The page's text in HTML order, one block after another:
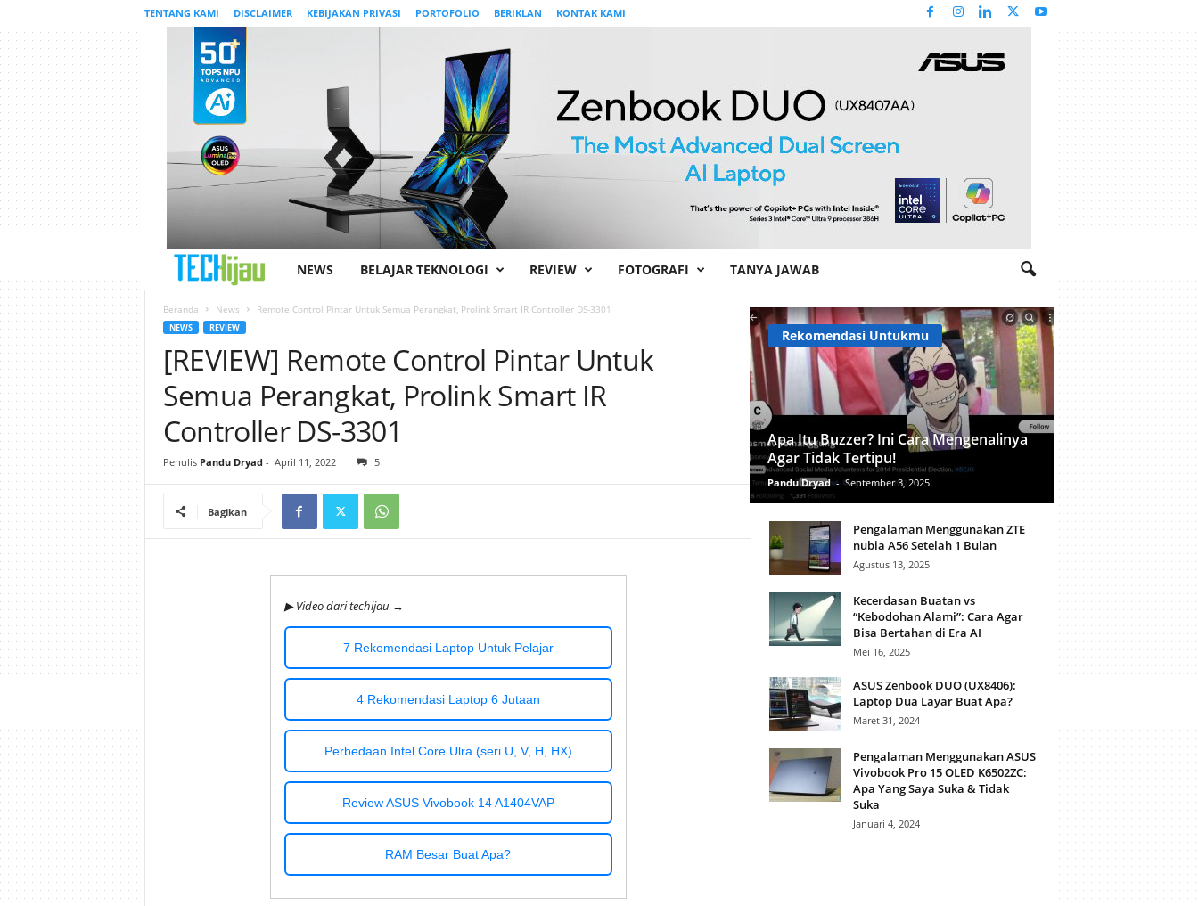
TENTANG KAMI DISCLAIMER KEBIJAKAN PRIVASI PORTOFOLIO BERIKLAN KONTAK KAMI
e
c
i
j
u
NEWS BELAJAR TEKNOLOGI REVIEW FOTOGRAFI TANYA JAWAB
Beranda News Remote Control Pintar Untuk Semua Perangkat, Prolink Smart IR Controller DS-3301
NEWS REVIEW
[REVIEW] Remote Control Pintar Untuk
Semua Perangkat, Prolink Smart IR
Controller DS-3301
Penulis Pandu Dryad- April 11, 2022 5
Bagikan
▶ Video dari techijau →
7 Rekomendasi Laptop Untuk Pelajar
4 Rekomendasi Laptop 6 Jutaan
Perbedaan Intel Core Ulra (seri U, V, H, HX)
Review ASUS Vivobook 14 A1404VAP
RAM Besar Buat Apa?
Rekomendasi Untukmu
Apa Itu Buzzer? Ini Cara Mengenalinya
Agar Tidak Tertipu!
Pandu Dryad - September 3, 2025
Pengalaman Menggunakan ZTE
nubia A56 Setelah 1 Bulan
Agustus 13, 2025
Kecerdasan Buatan vs
“Kebodohan Alami”: Cara Agar
Bisa Bertahan di Era AI
Mei 16, 2025
ASUS Zenbook DUO (UX8406):
Laptop Dua Layar Buat Apa?
Maret 31, 2024
Pengalaman Menggunakan ASUS
Vivobook Pro 15 OLED K6502ZC:
Apa Yang Saya Suka & Tidak
Suka
Januari 4, 2024